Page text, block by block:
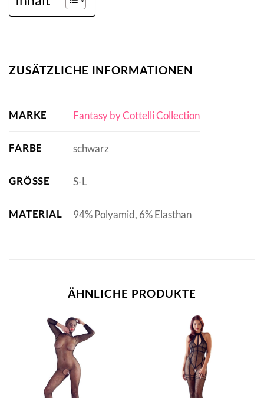
ZUSÄTZLICHE INFORMATIONEN
MARKE Fantasy by Cottelli Collection
FARBE schwarz
GRÖSSE S-L
MATERIAL 94% Polyamid, 6% Elasthan
ÄHNLICHE PRODUKTE